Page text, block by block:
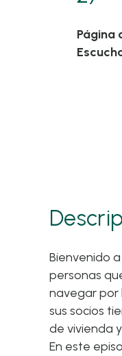
Página
Bienvenido
personas
navegar por
sus socios
de vivienda
En este